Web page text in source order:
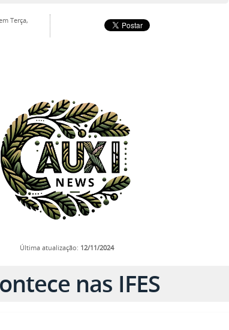
Terça,
Última atualização: 12/11/2024
nas IFES